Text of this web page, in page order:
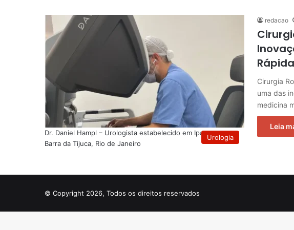
Urologia
Dr. Daniel Hampl – Urologista estabelecido em Ipanema e
Barra da Tijuca, Rio de Janeiro
redacao
Rápida
Cirurgia
uma das
medicina
Leia
© Copyright 2026, Todos os direitos reservados